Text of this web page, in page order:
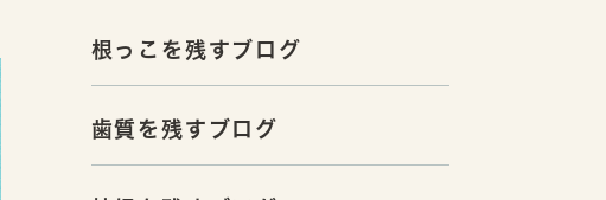
根っこを残すブログ
歯質を残すブログ